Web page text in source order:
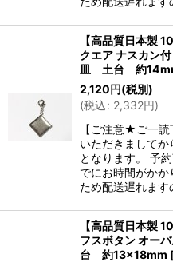
【高品質日本製
クエア ナスカン
皿 土台 約
2,120円(税別)
(税込: 2,332円)
【ご注意★ご一
いただきまして
となります。 予
でにお時間がか
ため配送遅れま
【高品質日本製
フスボタン オー
台 約13×18mm